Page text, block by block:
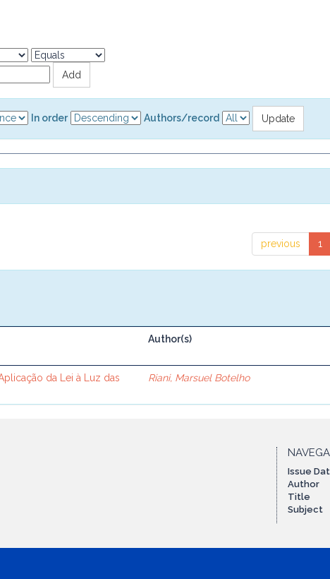
In order Authors/record
previous 1
Author(s)
da Lei à Luz das
Riani, Marsuel Botelho
Issue
Author
Title
Subject